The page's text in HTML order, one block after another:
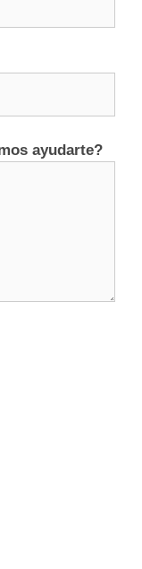
ayudarte?